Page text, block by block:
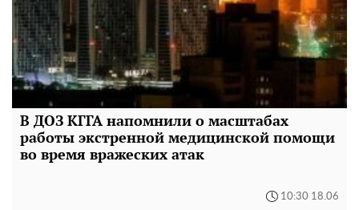
В ДОЗ КГГА напомнили о масштабах
работы экстренной медицинской помощи
во время вражеских атак
10:30 18.06